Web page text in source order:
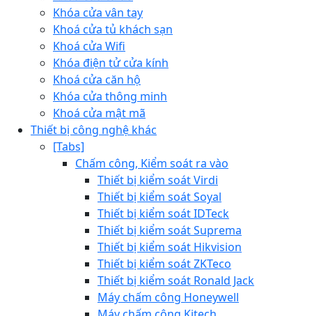
Khóa cửa vân tay
Khoá cửa tủ khách sạn
Khoá cửa Wifi
Khóa điện tử cửa kính
Khoá cửa căn hộ
Khóa cửa thông minh
Khoá cửa mật mã
Thiết bị công nghệ khác
[Tabs]
Chấm công, Kiểm soát ra vào
Thiết bị kiểm soát Virdi
Thiết bị kiểm soát Soyal
Thiết bị kiểm soát IDTeck
Thiết bị kiểm soát Suprema
Thiết bị kiểm soát Hikvision
Thiết bị kiểm soát ZKTeco
Thiết bị kiểm soát Ronald Jack
Máy chấm công Honeywell